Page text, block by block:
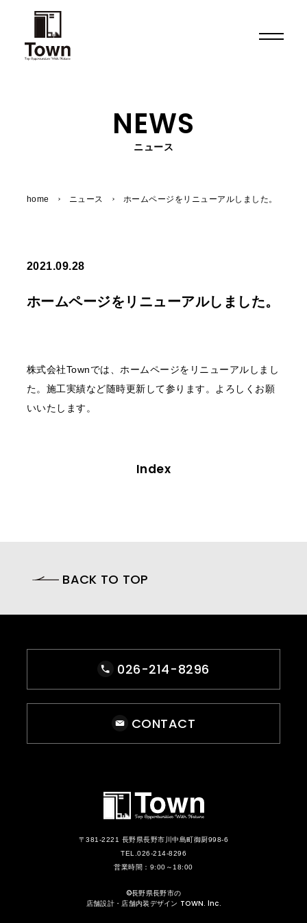
ABOUT US
Townについて
事業案内
ニュース
RECRUIT
TEL 026.214.8296
NEWS
ニュース
home ニュース ホームページをリニューアルしました。
2021.09.28
ホームページをリニューアルしました。
株式会社Townでは、ホームページをリニューアルしまし
た。施工実績など随時更新して参ります。よろしくお願
いいたします。
Index
BACK TO TOP
026-214-8296
CONTACT
〒381-2221 長野県長野市川中島町御厨998-6
TEL.026-214-8296
営業時間：9:00～18:00
©長野県長野市の
店舗設計・店舗内装デザイン TOWN. lnc.